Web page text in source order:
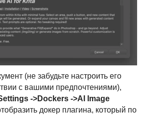
(не забудьте настроить его
с вашими предпочтениями),
->Dockers ->AI Image
докер плагина, который по